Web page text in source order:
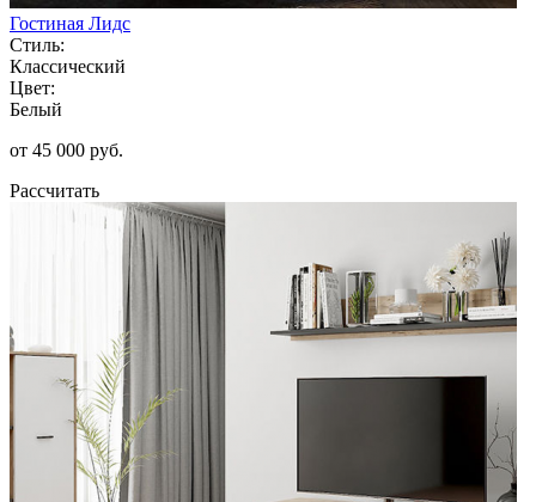
Гостиная Лидс
Стиль:
Классический
Цвет:
Белый
от 45 000 руб.
Рассчитать